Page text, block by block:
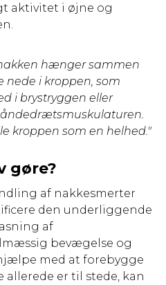
aktivitet i øjne og
hænger sammen
i kroppen, som
i brystryggen eller
kroppen som en helhed."
gøre?
af nakkesmerter
den underliggende
af
bevægelse og
med at forebygge
allerede er til stede, kan